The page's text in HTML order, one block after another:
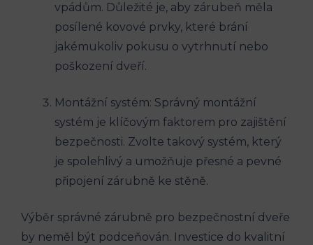
vpádům. Důležité je, aby zárubeň měla
posílené kovové prvky, které brání
jakémukoliv pokusu o vytrhnutí nebo
poškození dveří.
Montážní systém: Správný montážní
systém je klíčovým faktorem pro zajištění
bezpečnosti. Zvolte takový systém, který
je spolehlivý a umožňuje přesné a pevné
připojení zárubně ke stěně.
Výběr správné zárubně pro bezpečnostní dveře
by neměl být podceňován. Investice do kvalitní